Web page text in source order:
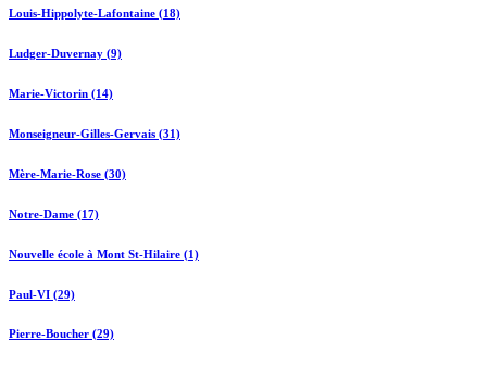
Louis-Hippolyte-Lafontaine (18)
Ludger-Duvernay (9)
Marie-Victorin (14)
Monseigneur-Gilles-Gervais (31)
Mère-Marie-Rose (30)
Notre-Dame (17)
Nouvelle école à Mont St-Hilaire (1)
Paul-VI (29)
Pierre-Boucher (29)